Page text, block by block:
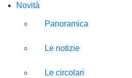
Novità
Panoramica
Le notizie
Le circolari